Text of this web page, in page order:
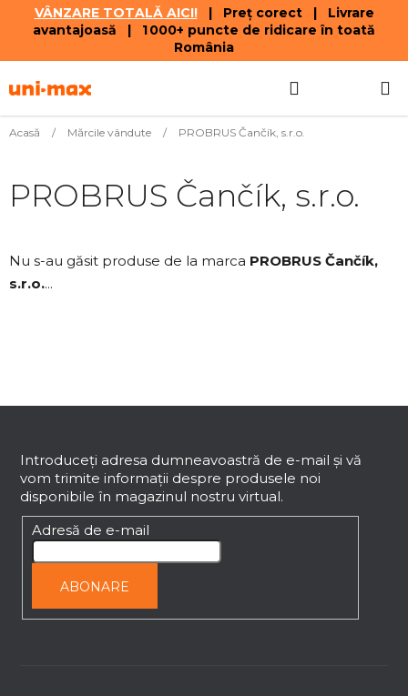
VÂNZARE TOTALĂ AICI!| Preț corect | Livrare
avantajoasă | 1 000+ puncte de ridicare în toată
România
la
DE
Acasă / Mărcile vândute / PROBRUS Čančík, s.r.o.
PROBRUS Čančík, s.r.o.
Nu s-au găsit produse de la marca PROBRUS Čančík,
s.r.o....
Introduceţi adresa dumneavoastră de e-mail şi vă
vom trimite informaţii despre produsele noi
disponibile în magazinul nostru virtual.
Adresă de e-mail
ABONARE